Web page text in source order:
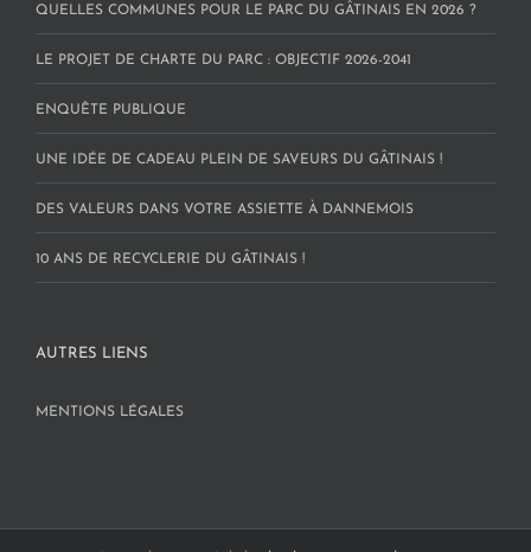
QUELLES COMMUNES POUR LE PARC DU GÂTINAIS EN 2026 ?
LE PROJET DE CHARTE DU PARC : OBJECTIF 2026-2041
ENQUÊTE PUBLIQUE
UNE IDÉE DE CADEAU PLEIN DE SAVEURS DU GÂTINAIS !
DES VALEURS DANS VOTRE ASSIETTE À DANNEMOIS
10 ANS DE RECYCLERIE DU GÂTINAIS !
AUTRES LIENS
MENTIONS LÉGALES